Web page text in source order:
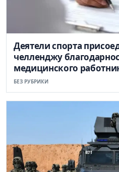
Деятели спорта
челленджу
медицинского
БЕЗ РУБРИКИ